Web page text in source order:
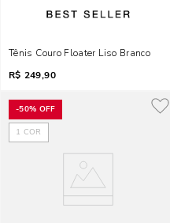
Tênis Couro Floater Liso Branco
R$ 249,90
-50% OFF
1 COR